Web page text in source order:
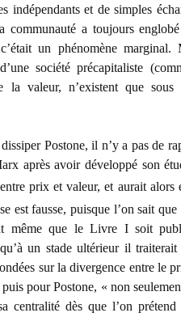
indépendants et de simples
communauté a toujours
un phénomène
société précapitaliste
la valeur, n’existent que
Postone, il n’y a pas de
après avoir développé son
prix et valeur, et aurait alors
est fausse, puisque l’on sait
même que le Livre I soit
un stade ultérieur il
sur la divergence entre le
pour Postone, « non
centralité dès que l’on